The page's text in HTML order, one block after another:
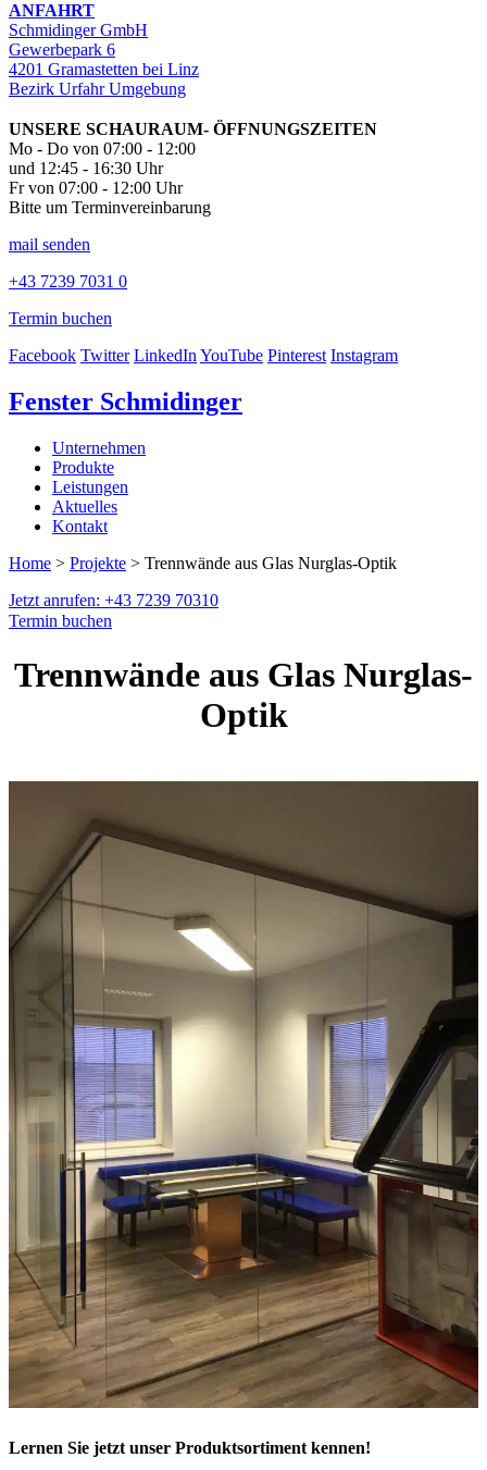
ANFAHRT
Schmidinger GmbH
Gewerbepark 6
4201 Gramastetten bei Linz
Bezirk Urfahr Umgebung
UNSERE SCHAURAUM- ÖFFNUNGSZEITEN
Mo - Do von 07:00 - 12:00
und 12:45 - 16:30 Uhr
Fr von 07:00 - 12:00 Uhr
Bitte um Terminvereinbarung
mail senden
+43 7239 7031 0
Termin buchen
Facebook Twitter LinkedInYouTube Pinterest Instagram
Fenster Schmidinger
Unternehmen
Produkte
Leistungen
Aktuelles
Kontakt
Home > Projekte > Trennwände aus Glas Nurglas-Optik
Jetzt anrufen: +43 7239 70310
Termin buchen
Trennwände aus Glas Nurglas-
Optik
Lernen Sie jetzt unser Produktsortiment kennen!